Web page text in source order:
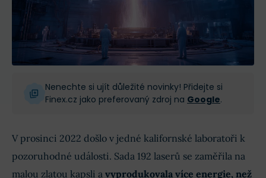
Nenechte si ujít důležité novinky! Přidejte si
Finex.cz jako preferovaný zdroj na Google.
V prosinci 2022 došlo v jedné kalifornské laboratoři k
pozoruhodné události. Sada 192 laserů se zaměřila na
malou zlatou kapsli a vyprodukovala více energie, než